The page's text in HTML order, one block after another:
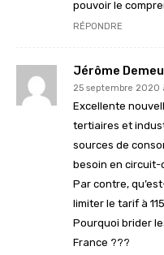
pouvoir le
RÉPONDRE
Jérôme
25 septembre 2020
Excellente
tertiaires et
sources de
besoin en circuit-
Par contre,
limiter le tarif à
Pourquoi brider
France ???